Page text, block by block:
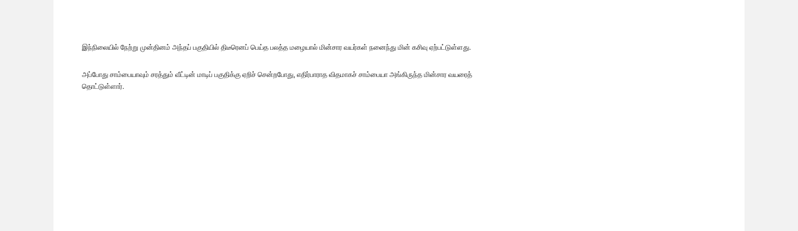
இந்நிலையில் நேற்று முன்தினம் அந்தப் பகுதியில் திடீரெனப் பெய்த பலத்த மழையால் மின்சார வயர்கள் நனைந்து மின் கசிவு ஏற்பட்டுள்ளது.
அப்போது சாம்பையாவும் சரத்தும் வீட்டின் மாடிப் பகுதிக்கு ஏறிச் சென்றபோது, எதிர்பாராத விதமாகச் சாம்பையா அங்கிருந்த மின்சார வயரைத்
தொட்டுள்ளார்.